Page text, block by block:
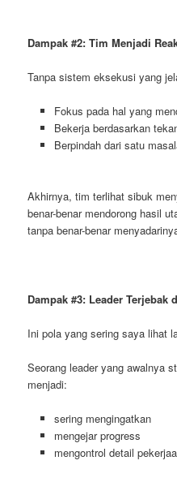
Dampak #2: Tim Menjadi
Tanpa sistem eksekusi yang
Fokus pada hal yang
Bekerja berdasarkan
Berpindah dari satu
Akhirnya, tim terlihat sibuk
benar-benar mendorong hasil
tanpa benar-benar
Dampak #3: Leader Terjebak
Ini pola yang sering saya lihat
Seorang leader yang awalnya
menjadi:
sering mengingatkan
mengejar progress
mengontrol detail